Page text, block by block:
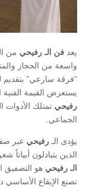
يعد فن الـ رفيحي من
واسعة من الحجاز
“فرقة سارعي” بتقديم
يستعرض القيمة الفنية
رفيحي تمتلك الأدوات
الجماعي.
​يؤدى الـ رفيحي عبر
الذين يتبادلون
الـ رفيحي هو التصفيق
تصنع الإيقاع الأساسي